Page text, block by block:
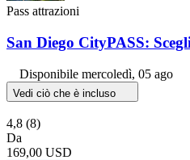
Pass attrazioni
San Diego CityPASS:
Disponibile mercoledì, 05 ago
Vedi ciò che è incluso
4,8 (8)
Da
169,00 USD